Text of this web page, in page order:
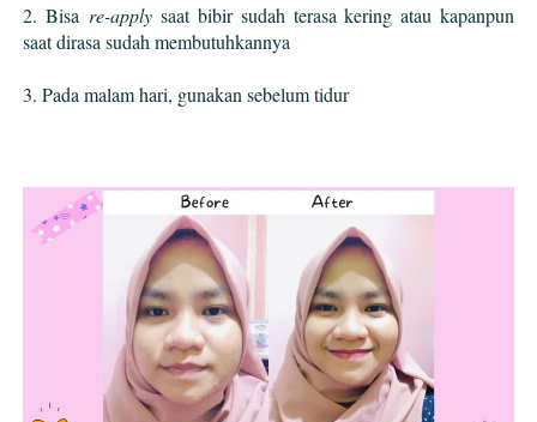
2. Bisa re-applysaat bibir sudah terasa kering atau kapanpun
saat dirasa sudah membutuhkannya
3. Pada malam hari, gunakan sebelum tidur